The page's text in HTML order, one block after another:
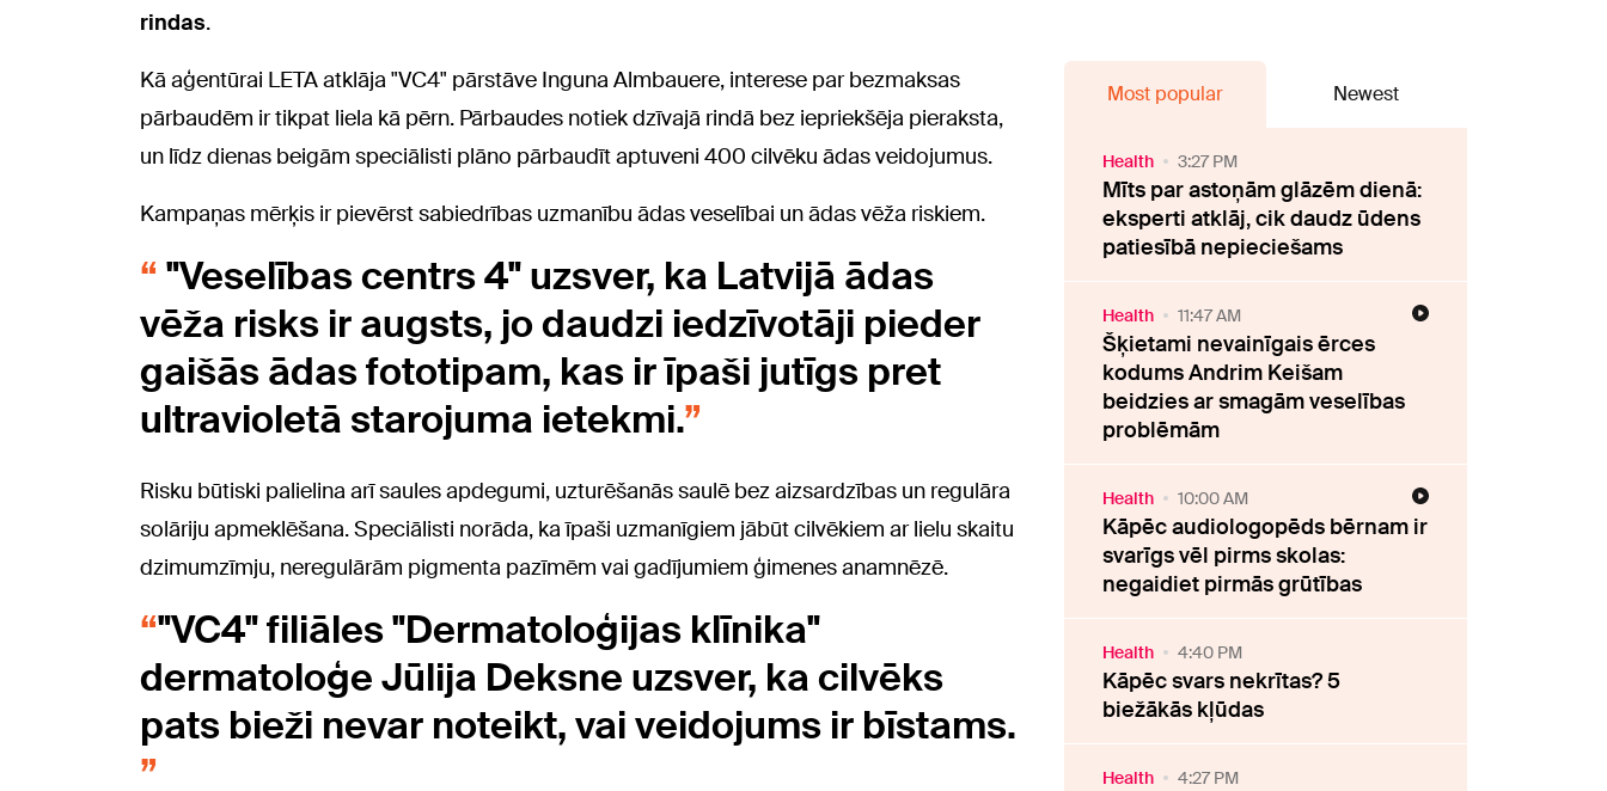
rindas.
Kā aģentūrai LETA atklāja "VC4" pārstāve Inguna Almbauere, interese par bezmaksas
pārbaudēm ir tikpat liela kā pērn. Pārbaudes notiek dzīvajā rindā bez iepriekšēja pieraksta,
un līdz dienas beigām speciālisti plāno pārbaudīt aptuveni 400 cilvēku ādas veidojumus.
Kampaņas mērķis ir pievērst sabiedrības uzmanību ādas veselībai un ādas vēža riskiem.
"Veselības centrs 4" uzsver, ka Latvijā ādas
vēža risks ir augsts, jo daudzi iedzīvotāji pieder
gaišās ādas fototipam, kas ir īpaši jutīgs pret
ultravioletā starojuma ietekmi.
Risku būtiski palielina arī saules apdegumi, uzturēšanās saulē bez aizsardzības un regulāra
solāriju apmeklēšana. Speciālisti norāda, ka īpaši uzmanīgiem jābūt cilvēkiem ar lielu skaitu
dzimumzīmju, neregulārām pigmenta pazīmēm vai gadījumiem ģimenes anamnēzē.
"VC4" filiāles "Dermatoloģijas klīnika"
dermatoloģe Jūlija Deksne uzsver, ka cilvēks
pats bieži nevar noteikt, vai veidojums ir bīstams.
Most popular Newest
Health 3:27 PM
Mīts par astoņām glāzēm dienā:
eksperti atklāj, cik daudz ūdens
patiesībā nepieciešams
Health 11:47 AM
Šķietami nevainīgais ērces
kodums Andrim Keišam
beidzies ar smagām veselības
problēmām
Health 10:00 AM
Kāpēc audiologopēds bērnam ir
svarīgs vēl pirms skolas:
negaidiet pirmās grūtības
Health 4:40 PM
Kāpēc svars nekrītas? 5
biežākās kļūdas
Health 4:27 PM